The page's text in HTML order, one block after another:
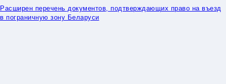
Расширен перечень документов, подтверждающих право на въезд
в пограничную зону Беларуси